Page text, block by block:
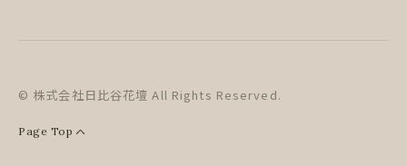
© 株式会社日比谷花壇 All Rights Reserved.
Page Top